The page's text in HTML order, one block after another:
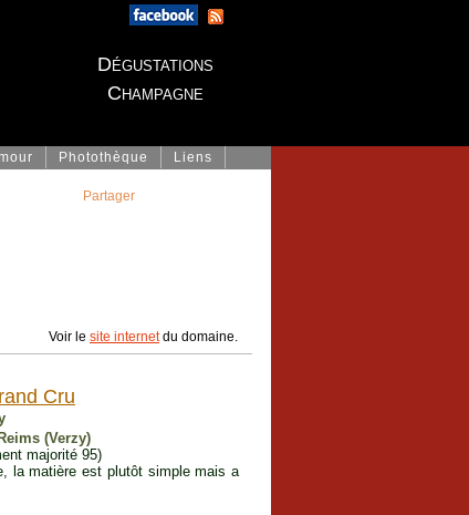
Dégustations
Champagne
Photothèque Liens
Voir le site internetdu domaine.
Cru
(Verzy)
majorité 95)
la matière est plutôt simple mais a
Partager